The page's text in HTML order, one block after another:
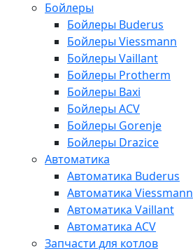
Бойлеры
Бойлеры Buderus
Бойлеры Viessmann
Бойлеры Vaillant
Бойлеры Protherm
Бойлеры Baxi
Бойлеры ACV
Бойлеры Gorenje
Бойлеры Drazice
Автоматика
Автоматика Buderus
Автоматика Viessmann
Автоматика Vaillant
Автоматика ACV
Запчасти для котлов